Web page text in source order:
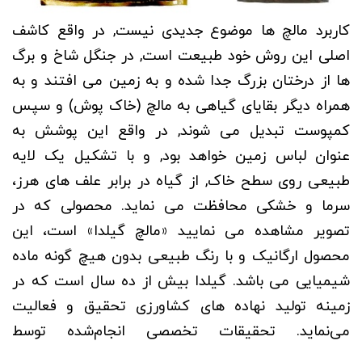
کاربرد مالچ ها موضوع جدیدی نیست, در واقع کاشف
اصلی این روش خود طبیعت است, در جنگل شاخ و برگ
ها از درختان بزرگ جدا شده و به زمین می افتند و به
همراه دیگر بقایای گیاهی به مالچ (خاک پوش) و سپس
کمپوست تبدیل می شوند, در واقع این پوشش به
عنوان لباس زمین خواهد بود, و با تشکیل یک لایه
طبیعی روی سطح خاک, از گیاه در برابر علف های هرز،
سرما و خشکی محافظت می نماید. محصولی که در
تصویر مشاهده می‌ نمایید «مالچ گیلدا» است، این
محصول ارگانیک و با رنگ طبیعی بدون هیچ گونه ماده
شیمیایی می باشد. گیلدا بیش از ده سال است که در
زمینه‌ تولید نهاده های کشاورزی تحقیق و فعالیت
می‌نماید. تحقیقات تخصصی انجام‌شده توسط